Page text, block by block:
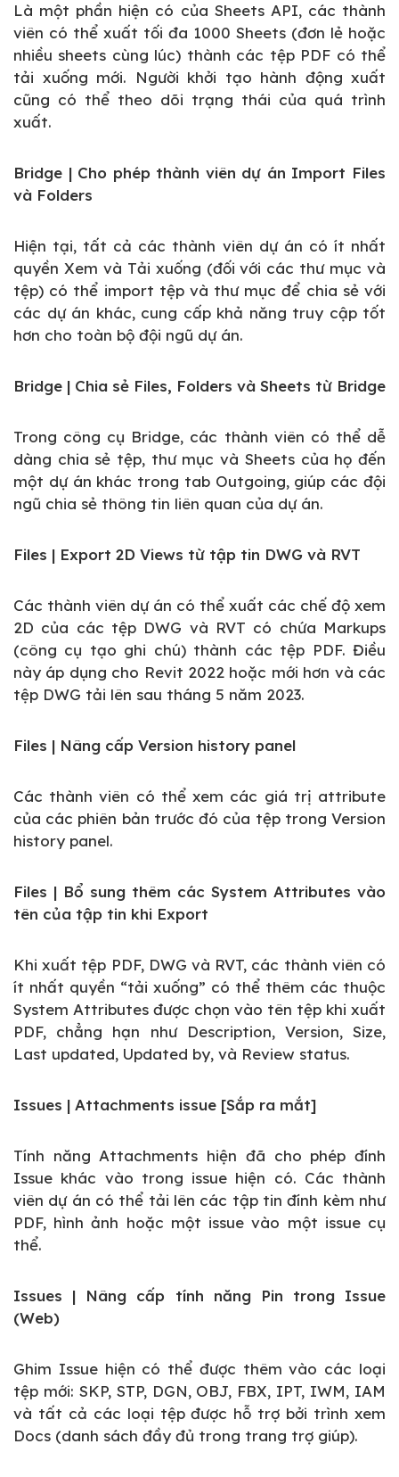
Là một phần hiện có của Sheets API, các thành
viên có thể xuất tối đa 1000 Sheets (đơn lẻ hoặc
nhiều sheets cùng lúc) thành các tệp PDF có thể
tải xuống mới. Người khởi tạo hành động xuất
cũng có thể theo dõi trạng thái của quá trình
xuất.
Bridge | Cho phép thành viên dự án Import Files
và Folders
Hiện tại, tất cả các thành viên dự án có ít nhất
quyền Xem và Tải xuống (đối với các thư mục và
tệp) có thể import tệp và thư mục để chia sẻ với
các dự án khác, cung cấp khả năng truy cập tốt
hơn cho toàn bộ đội ngũ dự án.
Bridge | Chia sẻ Files, Folders và Sheets từ Bridge
Trong công cụ Bridge, các thành viên có thể dễ
dàng chia sẻ tệp, thư mục và Sheets của họ đến
một dự án khác trong tab Outgoing, giúp các đội
ngũ chia sẻ thông tin liên quan của dự án.
Files | Export 2D Views từ tập tin DWG và RVT
Các thành viên dự án có thể xuất các chế độ xem
2D của các tệp DWG và RVT có chứa Markups
(công cụ tạo ghi chú) thành các tệp PDF. Điều
này áp dụng cho Revit 2022 hoặc mới hơn và các
tệp DWG tải lên sau tháng 5 năm 2023.
Files | Nâng cấp Version history panel
Các thành viên có thể xem các giá trị attribute
của các phiên bản trước đó của tệp trong Version
history panel.
Files | Bổ sung thêm các System Attributes vào
tên của tập tin khi Export
Khi xuất tệp PDF, DWG và RVT, các thành viên có
ít nhất quyền “tải xuống” có thể thêm các thuộc
System Attributes được chọn vào tên tệp khi xuất
PDF, chẳng hạn như Description, Version, Size,
Last updated, Updated by, và Review status.
Issues | Attachments issue [Sắp ra mắt]
Tính năng Attachments hiện đã cho phép đính
Issue khác vào trong issue hiện có. Các thành
viên dự án có thể tải lên các tập tin đính kèm như
PDF, hình ảnh hoặc một issue vào một issue cụ
thể.
Issues | Nâng cấp tính năng Pin trong Issue
(Web)
Ghim Issue hiện có thể được thêm vào các loại
tệp mới: SKP, STP, DGN, OBJ, FBX, IPT, IWM, IAM
và tất cả các loại tệp được hỗ trợ bởi trình xem
Docs (danh sách đầy đủ trong trang trợ giúp).